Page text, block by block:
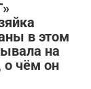
в этом
на
о чём он